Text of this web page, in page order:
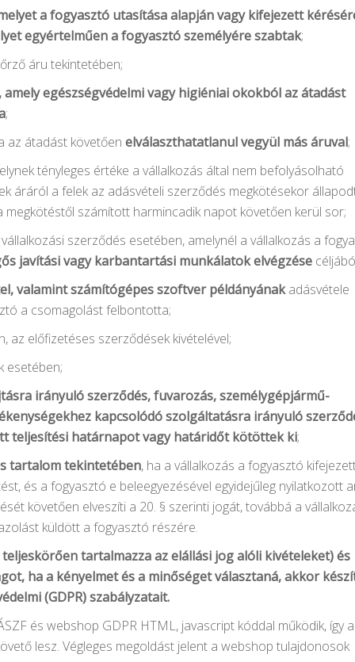
a fogyasztó utasítása alapján vagy kifejezett
egyértelműen a fogyasztó személyére szabtak;
áru tekintetében;
egészségvédelmi vagy higiéniai okokból az átadást
;
az átadást követően elválaszthatatlanul vegyül más áruval;
tényleges értéke a vállalkozás által nem befolyásolható
áráról a felek az adásvételi szerződés megkötésekor
számított harmincadik napot követően kerül sor;
szerződés esetében, amelynél a vállalkozás a
javítási vagy karbantartási munkálatok elvégzése
valamint számítógépes szoftver példányánakadásvétele
a csomagolást felbontotta;
az előfizetéses szerződések kivételével;
esetében;
irányuló szerződés, fuvarozás, személygépjármű-
kapcsolódó szolgáltatásra irányuló
teljesítési határnapot vagy határidőt kötöttek ki;
tartalom tekintetében, ha a vállalkozás a fogyasztó
és a fogyasztó e beleegyezésével egyidejűleg nyilatkozott
követően elveszíti a 20. § szerinti jogát, továbbá a
küldött a fogyasztó részére.
tartalmazza az elállási jog alóli kivételeket) és
ha a kényelmet és a minőséget választaná, akkor
(GDPR) szabályzatait.
és webshop GDPR HTML, javascript kóddal működik, így a
lesz. Végleges megoldást jelent a webshop tulajdonosok